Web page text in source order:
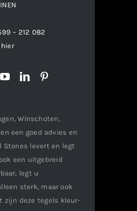
– 212 082
Winschoten,
een goed advies en
levert en legt
een uitgebreid
legt u
sterk, maar ook
zijn deze tegels kleur-